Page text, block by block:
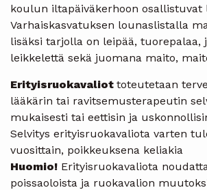
koulun iltapäiväkerhoon osallistuvat
Varhaiskasvatuksen lounaslistalla
lisäksi tarjolla on leipää, tuorepalaa,
leikkelettä sekä juomana maito,
Erityisruokavaliot toteutetaan
lääkärin tai ravitsemusterapeutin
mukaisesti tai eettisin ja
Selvitys erityisruokavaliota varten
vuosittain, poikkeuksena keliakia
Huomio! Erityisruokavaliota
poissaoloista ja ruokavalion